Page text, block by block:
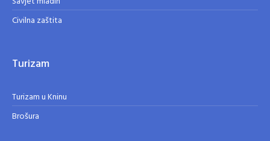
Civilna zaštita
Turizam
Turizam u Kninu
Brošura